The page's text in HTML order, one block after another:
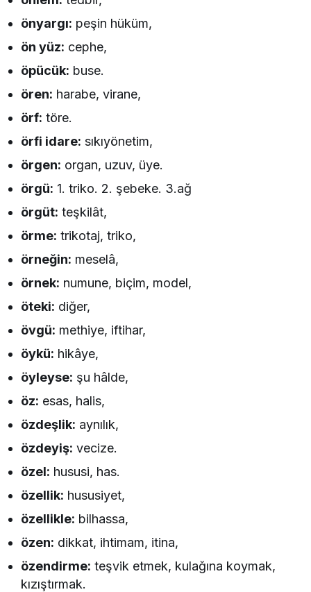
önyargı: peşin hüküm,
ön yüz: cephe,
öpücük: buse.
ören: harabe, virane,
örf: töre.
örfi idare: sıkıyönetim,
örgen: organ, uzuv, üye.
örgü: 1. triko. 2. şebeke. 3.ağ
örgüt: teşkilât,
örme: trikotaj, triko,
örneğin: meselâ,
örnek: numune, biçim, model,
öteki: diğer,
övgü: methiye, iftihar,
öykü: hikâye,
öyleyse: şu hâlde,
öz: esas, halis,
özdeşlik: aynılık,
özdeyiş: vecize.
özel: hususi, has.
özellik: hususiyet,
özellikle: bilhassa,
özen: dikkat, ihtimam, itina,
özendirme: teşvik etmek, kulağına koymak,
kızıştırmak.